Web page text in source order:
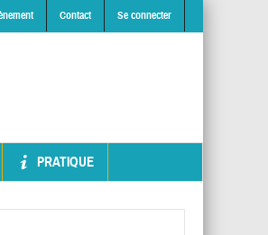
Contact Se connecter
PRATIQUE